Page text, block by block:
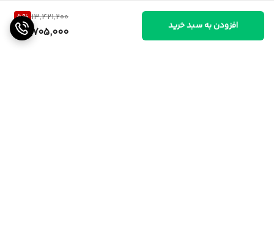
13,421,200
5%
12,705,000 افزودن به سبد خرید